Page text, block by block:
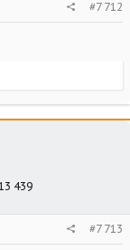
#7 712
439
#7 713